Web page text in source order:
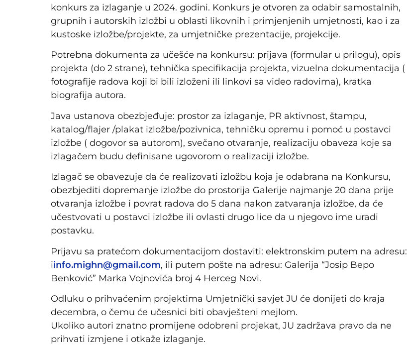
konkurs za izlaganje u 2024. godini. Konkurs je otvoren za odabir samostalnih,
grupnih i autorskih izložbi u oblasti likovnih i primjenjenih umjetnosti, kao i za
kustoske izložbe/projekte, za umjetničke prezentacije, projekcije.
Potrebna dokumenta za učešće na konkursu: prijava (formular u prilogu), opis
projekta (do 2 strane), tehnička specifikacija projekta, vizuelna dokumentacija (
fotografije radova koji bi bili izloženi ili linkovi sa video radovima), kratka
biografija autora.
Java ustanova obezbjeđuje: prostor za izlaganje, PR aktivnost, štampu,
katalog/flajer /plakat izložbe/pozivnica, tehničku opremu i pomoć u postavci
izložbe ( dogovor sa autorom), svečano otvaranje, realizaciju obaveza koje sa
izlagačem budu definisane ugovorom o realizaciji izložbe.
Izlagač se obavezuje da će realizovati izložbu koja je odabrana na Konkursu,
obezbjediti dopremanje izložbe do prostorija Galerije najmanje 20 dana prije
otvaranja izložbe i povrat radova do 5 dana nakon zatvaranja izložbe, da će
učestvovati u postavci izložbe ili ovlasti drugo lice da u njegovo ime uradi
postavku.
Prijavu sa pratećom dokumentacijom dostaviti: elektronskim putem na adresu:
iinfo.mighn@gmail.com, ili putem pošte na adresu: Galerija “Josip Bepo
Benković” Marka Vojnovića broj 4 Herceg Novi.
Odluku o prihvaćenim projektima Umjetnički savjet JU će donijeti do kraja
decembra, o čemu će učesnici biti obavješteni mejlom.
Ukoliko autori znatno promijene odobreni projekat, JU zadržava pravo da ne
prihvati izmjene i otkaže izlaganje.